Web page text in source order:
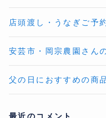
店頭渡し・うなぎご予
安芸市・岡宗農園さん
父の日におすすめの商